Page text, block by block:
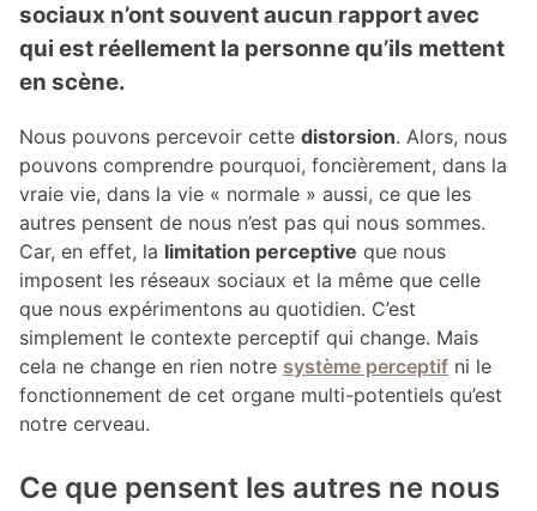
sociaux n’ont souvent aucun rapport avec
qui est réellement la personne qu’ils mettent
en scène.
Nous pouvons percevoir cette distorsion. Alors, nous
pouvons comprendre pourquoi, foncièrement, dans la
vraie vie, dans la vie « normale » aussi, ce que les
autres pensent de nous n’est pas qui nous sommes.
Car, en effet, la limitation perceptive que nous
imposent les réseaux sociaux et la même que celle
que nous expérimentons au quotidien. C’est
simplement le contexte perceptif qui change. Mais
cela ne change en rien notre système perceptif ni le
fonctionnement de cet organe multi-potentiels qu’est
notre cerveau.
Ce que pensent les autres ne nous